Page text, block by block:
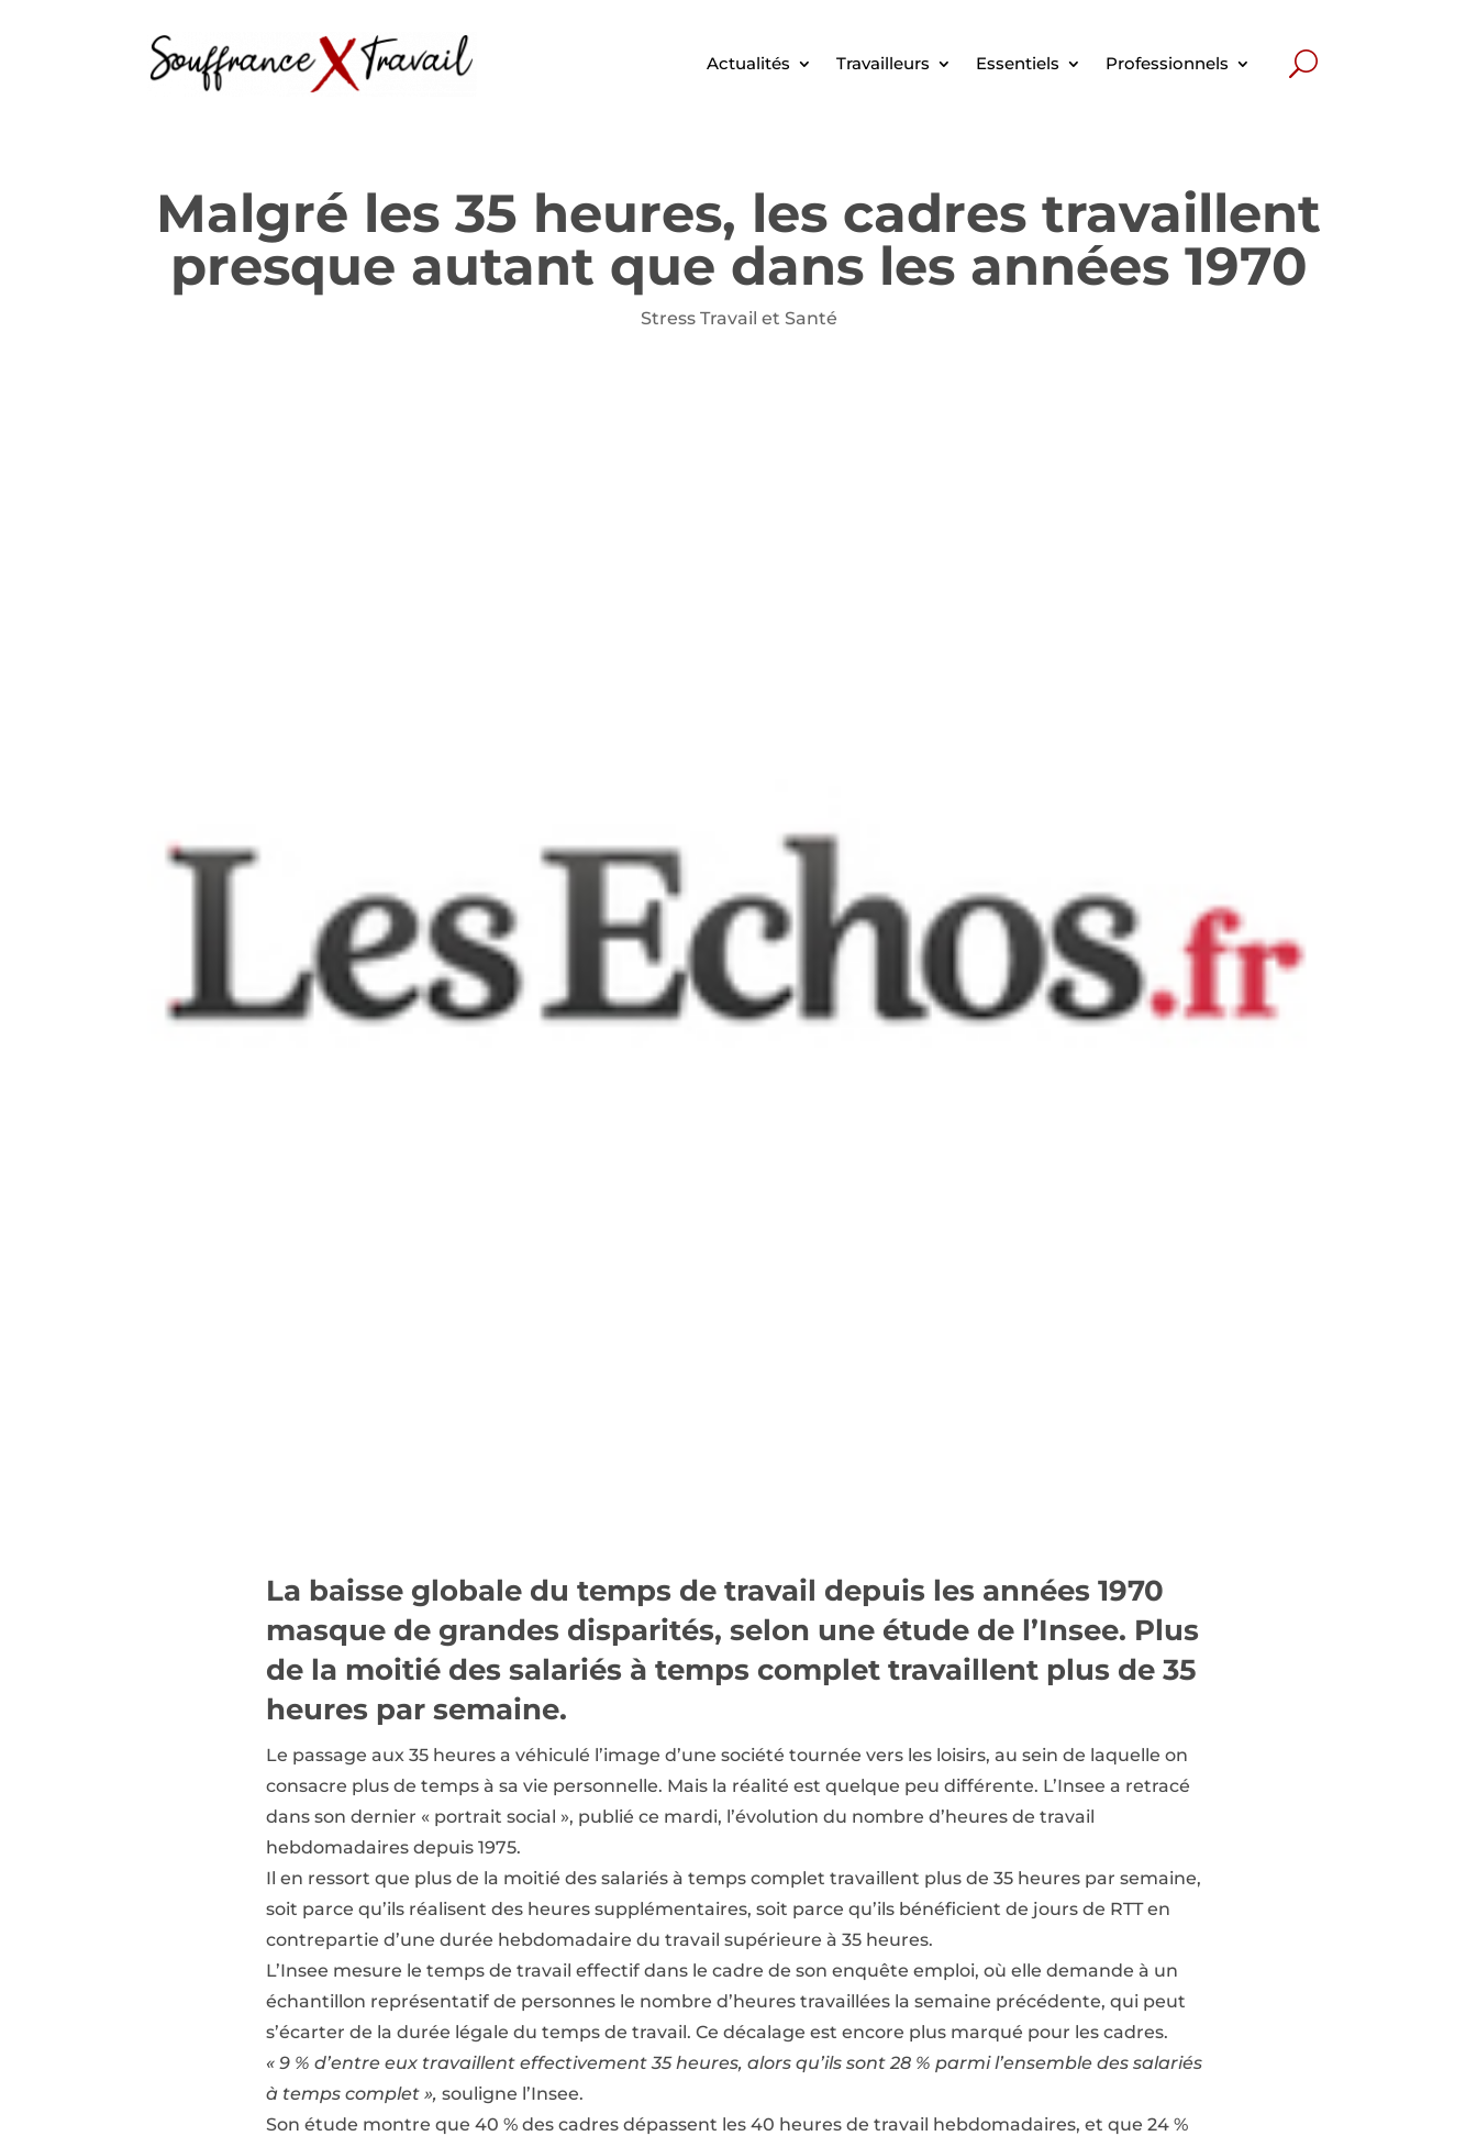
Actualités Travailleurs Essentiels Professionnels
Malgré les 35 heures, les cadres travaillent
presque autant que dans les années 1970
Stress Travail et Santé
La baisse globale du temps de travail depuis les années 1970
masque de grandes disparités, selon une étude de l’Insee. Plus
de la moitié des salariés à temps complet travaillent plus de 35
heures par semaine.
Le passage aux 35 heures a véhiculé l’image d’une société tournée vers les loisirs, au sein de laquelle on
consacre plus de temps à sa vie personnelle. Mais la réalité est quelque peu différente. L’Insee a retracé
dans son dernier « portrait social », publié ce mardi, l’évolution du nombre d’heures de travail
hebdomadaires depuis 1975.
Il en ressort que plus de la moitié des salariés à temps complet travaillent plus de 35 heures par semaine,
soit parce qu’ils réalisent des heures supplémentaires, soit parce qu’ils bénéficient de jours de RTT en
contrepartie d’une durée hebdomadaire du travail supérieure à 35 heures.
L’Insee mesure le temps de travail effectif dans le cadre de son enquête emploi, où elle demande à un
échantillon représentatif de personnes le nombre d’heures travaillées la semaine précédente, qui peut
s’écarter de la durée légale du temps de travail. Ce décalage est encore plus marqué pour les cadres.
« 9 % d’entre eux travaillent effectivement 35 heures, alors qu’ils sont 28 % parmi l’ensemble des salariés
à temps complet », souligne l’Insee.
Son étude montre que 40 % des cadres dépassent les 40 heures de travail hebdomadaires, et que 24 %